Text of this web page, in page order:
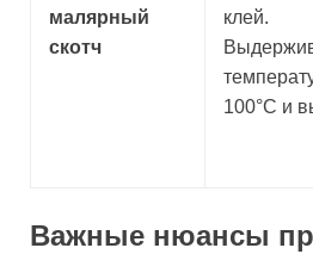
малярный
скотч
клей.
100°C и
Важные нюансы